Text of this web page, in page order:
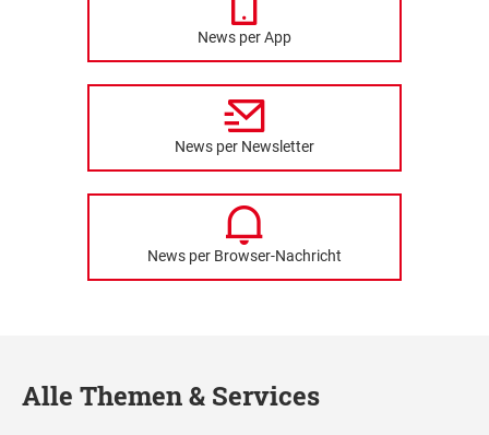
News per App
News per Newsletter
News per Browser-Nachricht
Alle Themen & Services